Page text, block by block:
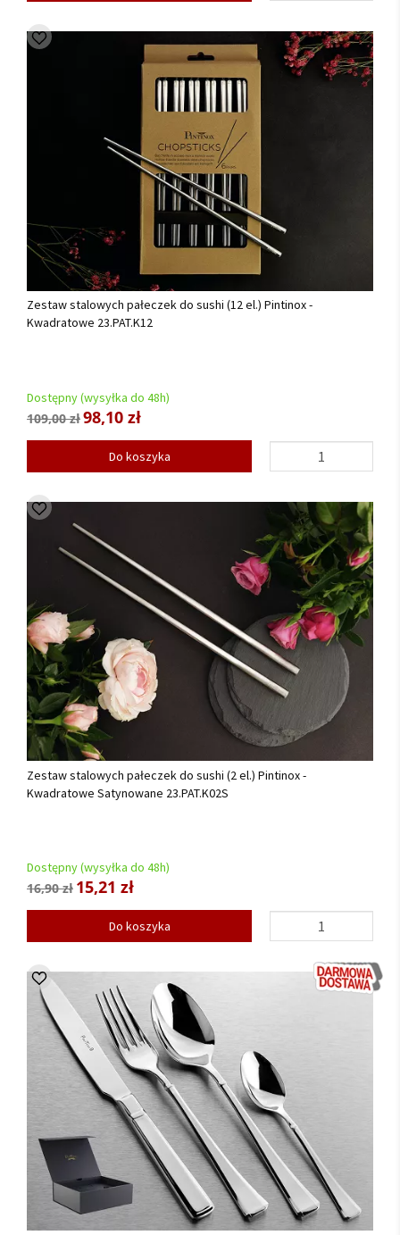
Zestaw stalowych pałeczek do sushi (12 el.) Pintinox -
Kwadratowe 23.PAT.K12
Dostępny (wysyłka do 48h)
109,00 zł98,10 zł
Do koszyka
Zestaw stalowych pałeczek do sushi (2 el.) Pintinox -
Kwadratowe Satynowane 23.PAT.K02S
Dostępny (wysyłka do 48h)
16,90 zł 15,21 zł
Do koszyka